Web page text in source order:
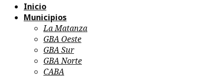
Inicio
Municipios
La Matanza
GBA Oeste
GBA Sur
GBA Norte
CABA